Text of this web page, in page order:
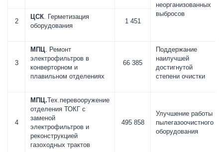
неорганизованных
выбросов
2
ЦСК. Герметизация
оборудования
1 451
3
МПЦ. Ремонт
электрофильтров в
конверторном и
плавильном отделениях
66 385
Поддержание
наилучшей
достигнутой
степени очистки
4
МПЦ.Тех.перевооружение
отделения ТОКГ с
заменой
электрофильтров и
реконструкцией
газоходных трактов
495 858
Улучшение работы
пылегазоочистного
оборудования